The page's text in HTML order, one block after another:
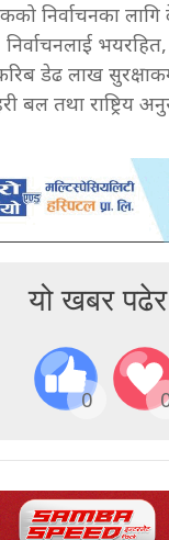
निर्वाचनका
डेढ लाख
बल तथा
यो खबर
0